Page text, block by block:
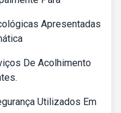
Apresentadas
De Acolhimento
Utilizados Em